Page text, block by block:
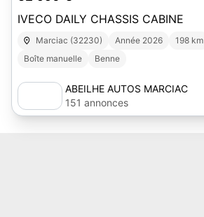
IVECO DAILY CHASSIS CABINE
Marciac (32230) Année 2026 198 km
Boîte manuelle
Benne
ABEILHE AUTOS MARCIAC
151 annonces